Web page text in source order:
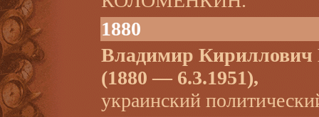
1880
Владимир
(1880 — 6.3.1951),
украинский